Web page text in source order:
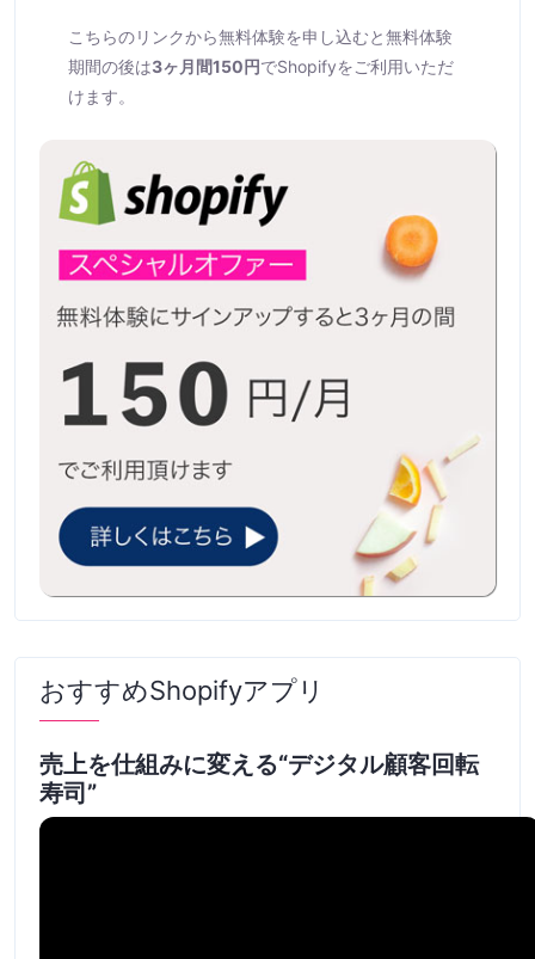
こちらのリンクから無料体験を申し込むと無料体験
期間の後は3ヶ月間150円でShopifyをご利用いただ
けます。
おすすめShopifyアプリ
売上を仕組みに変える“デジタル顧客回転
寿司”